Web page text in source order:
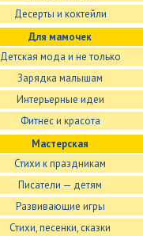
Десерты и коктейли
Для мамочек
Детская мода и не только
Зарядка малышам
Интерьерные идеи
Фитнес и красота
Мастерская
Стихи к праздникам
Писатели — детям
Развивающие игры
Стихи, песенки, сказки